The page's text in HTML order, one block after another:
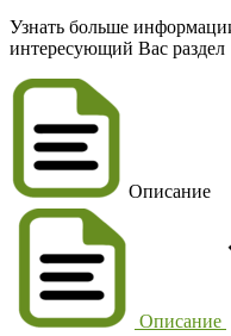
Узнать больше
интересующий Вас раздел
Описание
Описание